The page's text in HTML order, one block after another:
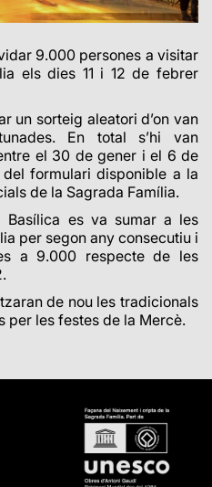
9.000 persones a visitar
els dies 11 i 12 de febrer
un sorteig aleatori d’on van
En total s’hi van
el 30 de gener i el 6 de
formulari disponible a la
de la Sagrada Família.
Basílica es va sumar a les
per segon any consecutiu i
a 9.000 respecte de les
de nou les tradicionals
per les festes de la Mercè.